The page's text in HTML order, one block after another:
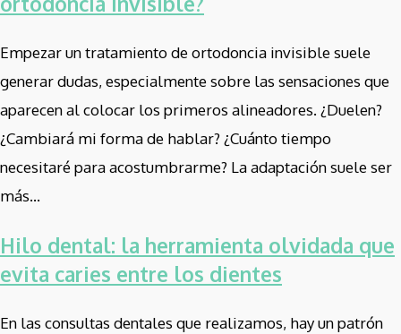
Empezar un tratamiento de ortodoncia invisible suele
generar dudas, especialmente sobre las sensaciones que
aparecen al colocar los primeros alineadores. ¿Duelen?
¿Cambiará mi forma de hablar? ¿Cuánto tiempo
necesitaré para acostumbrarme? La adaptación suele ser
más...
Hilo dental: la herramienta olvidada que
evita caries entre los dientes
En las consultas dentales que realizamos, hay un patrón